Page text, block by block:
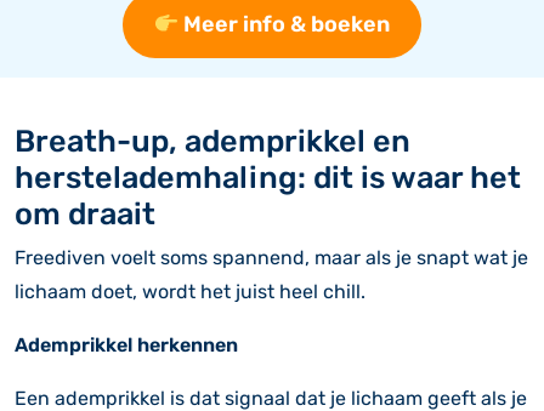
Meer info & boeken
Breath-up, ademprikkel en
herstelademhaling: dit is waar het
om draait
Freediven voelt soms spannend, maar als je snapt wat je
lichaam doet, wordt het juist heel chill.
Ademprikkel herkennen
Een ademprikkel is dat signaal dat je lichaam geeft als je